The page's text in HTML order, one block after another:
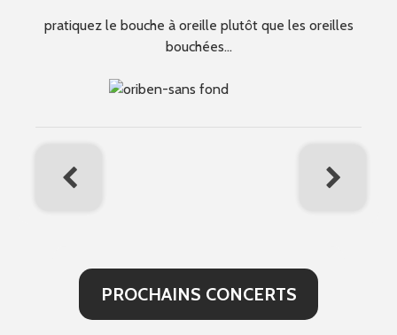
pratiquez le bouche à oreille plutôt que les oreilles
bouchées…
PROCHAINS CONCERTS